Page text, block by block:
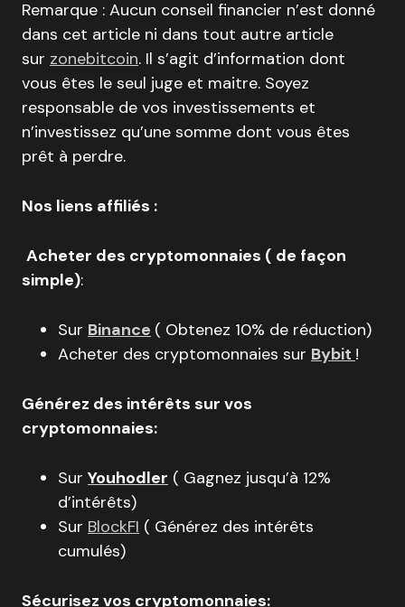
Remarque : Aucun conseil financier n’est donné
dans cet article ni dans tout autre article
sur zonebitcoin. Il s’agit d’information dont
vous êtes le seul juge et maitre. Soyez
responsable de vos investissements et
n’investissez qu’une somme dont vous êtes
prêt à perdre.
Nos liens affiliés :
Acheter des cryptomonnaies ( de façon
simple):
Sur Binance ( Obtenez 10% de réduction)
Acheter des cryptomonnaies sur Bybit !
Générez des intérêts sur vos
cryptomonnaies:
Sur Youhodler ( Gagnez jusqu’à 12%
d’intérêts)
Sur BlockFI ( Générez des intérêts
cumulés)
Sécurisez vos cryptomonnaies: